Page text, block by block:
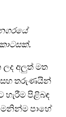
ලද අලුත් මත
සහ තරුණයින්
පිළිබඳ
පාහේ